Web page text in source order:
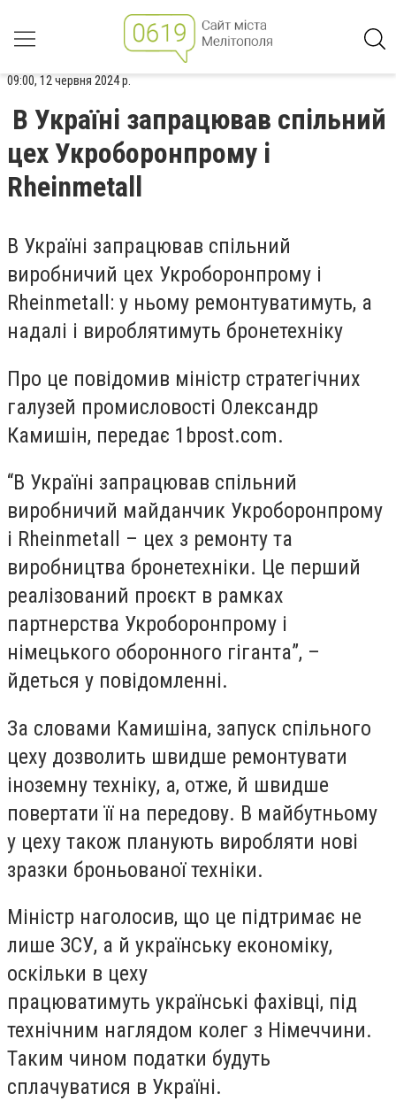
09:00, 12 червня 2024 р.
В Україні запрацював спільний
цех Укроборонпрому і
Rheinmetall
В Україні запрацював спільний
виробничий цех Укроборонпрому і
Rheinmetall: у ньому ремонтуватимуть, а
надалі і вироблятимуть бронетехніку
Про це повідомив міністр стратегічних
галузей промисловості Олександр
Камишін, передає 1bpost.com.
“В Україні запрацював спільний
виробничий майданчик Укроборонпрому
і Rheinmetall – цех з ремонту та
виробництва бронетехніки. Це перший
реалізований проєкт в рамках
партнерства Укроборонпрому і
німецького оборонного гіганта”, –
йдеться у повідомленні.
За словами Камишіна, запуск спільного
цеху дозволить швидше ремонтувати
іноземну техніку, а, отже, й швидше
повертати її на передову. В майбутньому
у цеху також планують виробляти нові
зразки броньованої техніки.
Міністр наголосив, що це підтримає не
лише ЗСУ, а й українську економіку,
оскільки в цеху
працюватимуть українські фахівці, під
технічним наглядом колег з Німеччини.
Таким чином податки будуть
сплачуватися в Україні.